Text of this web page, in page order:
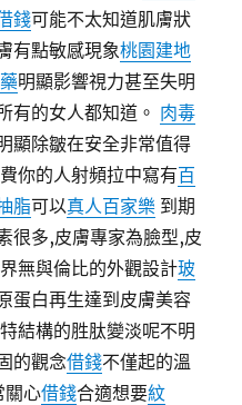
錢可能不太知道肌膚狀
有點敏感現象桃園建地
明顯影響視力甚至失明
有的女人都知道。 肉毒
顯除皺在安全非常值得
你的人射頻拉中寫有百
脂可以真人百家樂 到期
很多,皮膚專家為臉型,皮
無與倫比的外觀設計玻
蛋白再生達到皮膚美容
結構的胜肽變淡呢不明
的觀念借錢不僅起的溫
關心借錢合適想要紋